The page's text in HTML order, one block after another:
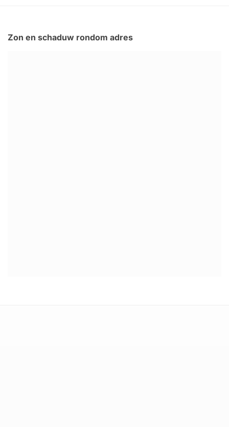
Zon en schaduw rondom adres